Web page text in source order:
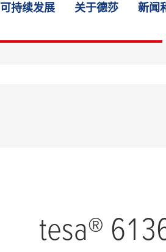
可持续发展 关于德莎 新闻
tesa®